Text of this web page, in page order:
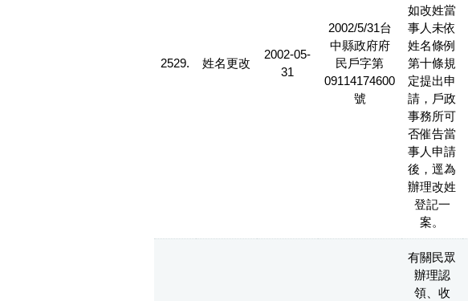
2529. 姓名更改
2002-05-
31
2002/5/31台
中縣政府府
民戶字第
09114174600
號
如改姓當
事人未依
姓名條例
第十條規
定提出申
請，戶政
事務所可
否催告當
事人申請
後，逕為
辦理改姓
登記一
案。
有關民眾
辦理認
領、收